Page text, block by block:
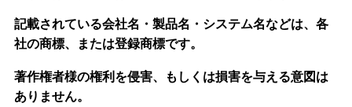
記載されている会社名・製品名・システム名などは、各
社の商標、または登録商標です。
著作権者様の権利を侵害、もしくは損害を与える意図は
ありません。